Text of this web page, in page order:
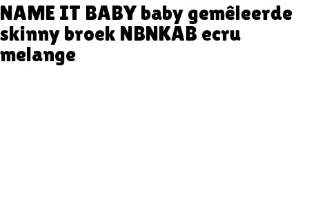
NAME IT BABY baby gemêleerde
skinny broek NBNKAB ecru
melange